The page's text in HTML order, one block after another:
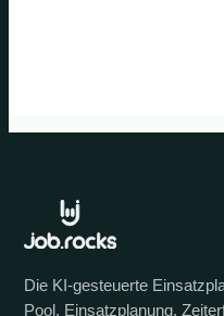
Die KI-gesteuerte
Pool, Einsatzplanung,